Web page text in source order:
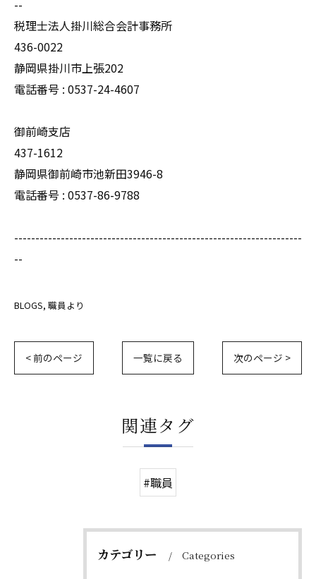
--
税理士法人掛川総合会計事務所
436-0022
静岡県掛川市上張202
電話番号 : 0537-24-4607
御前崎支店
437-1612
静岡県御前崎市池新田3946-8
電話番号 : 0537-86-9788
--------------------------------------------------------------------
--
BLOGS 職員より
< 前のページ 一覧に戻る 次のページ >
関連タグ
#職員
カテゴリー Categories